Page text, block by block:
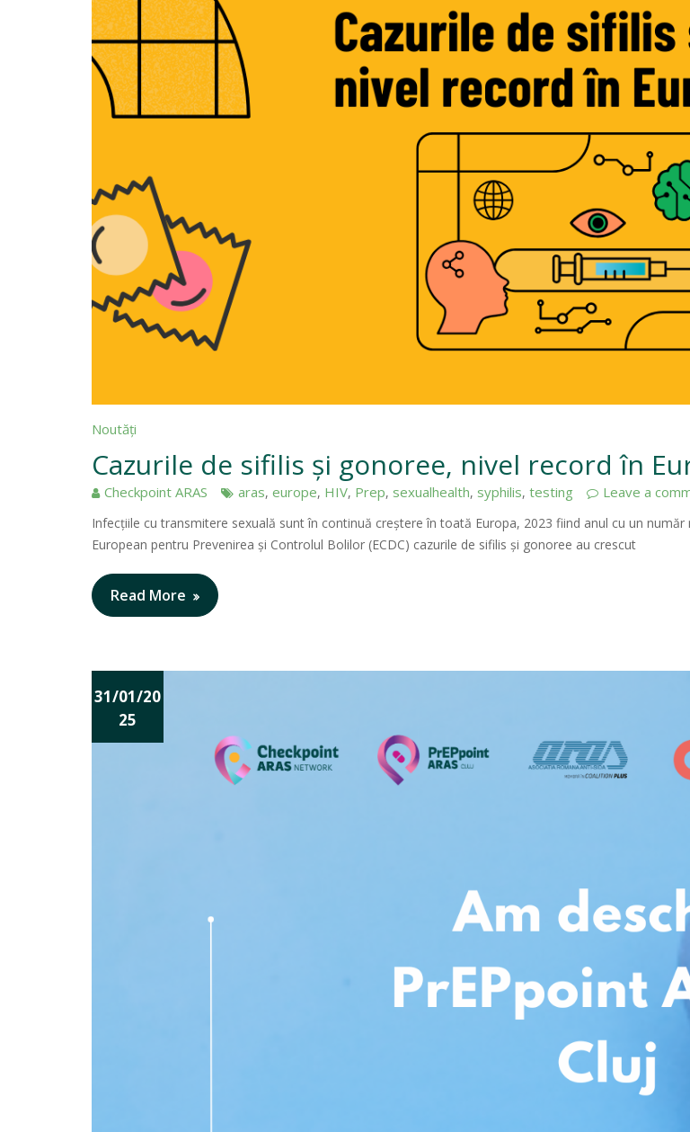
Noutăți
Cazurile de sifilis și gonoree, nivel record în
Checkpoint ARAS aras, europe, HIV, Prep, sexualhealth, syphilis, testing Leave a
Infecțiile cu transmitere sexuală sunt în continuă creștere în toată Europa, 2023 fiind anul cu un
European pentru Prevenirea și Controlul Bolilor (ECDC) cazurile de sifilis și gonoree au crescut
Read More
31/01/20
25